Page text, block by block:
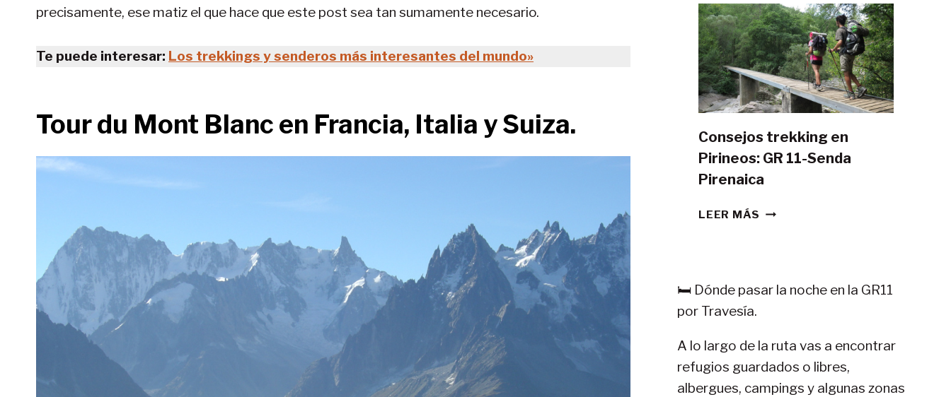
precisamente, ese matiz el que hace que este post sea tan sumamente necesario.
Te puede interesar: Los trekkings y senderos más interesantes del mundo»
Tour du Mont Blanc en Francia, Italia y Suiza.
LA
GR11
CON
TIENDA
DE
CAMPAÑA?
Consejos trekking en
Pirineos: GR 11-Senda
Pirenaica
LEER MÁS CONSEJOS
11-
🛏️ Dónde pasar la noche en la GR11
por Travesía.
A lo largo de la ruta vas a encontrar
refugios guardados o libres,
albergues, campings y algunas zonas